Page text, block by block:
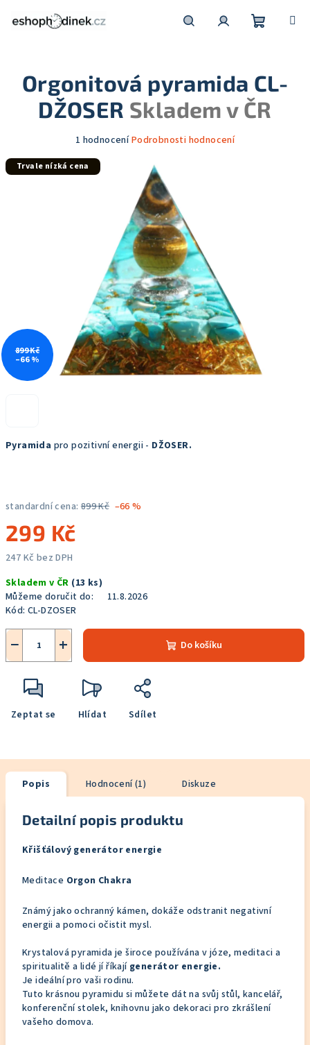
košík
Pyramida pro pozitivní energii - DŽOSER.
standardní cena: 899 Kč –66 %
299 Kč
247 Kč bez DPH
cena:
Skladem v ČR (13 ks)
Můžeme doručit do:
11.8.2026
Kód: CL-DZOSER
+
− Do košíku
Zeptat se Hlídat Sdílet
Orgonitová pyramida CL-
DŽOSER Skladem v ČR
Průměrné
produktu
hvězdiček.
1 hodnoceníPodrobnosti hodnocení
Trvale nízká cena
899 Kč
–66 %
Popis Hodnocení (1) Diskuze
Detailní popis produktu
Křišťálový generátor energie
Meditace Orgon Chakra
Známý jako ochranný kámen, dokáže odstranit negativní
energii a pomoci očistit mysl.
Krystalová pyramida je široce používána v józe, meditaci a
spiritualitě a lidé jí říkají generátor energie.
Je ideální pro vaši rodinu.
Tuto krásnou pyramidu si můžete dát na svůj stůl, kancelář,
konferenční stolek, knihovnu jako dekoraci pro zkrášlení
vašeho domova.